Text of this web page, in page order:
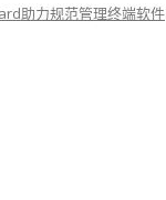
助力规范管理终端软件